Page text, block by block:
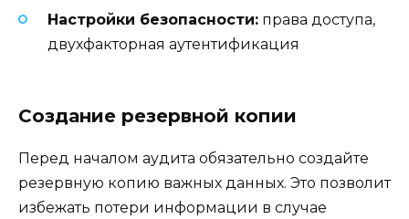
Настройки безопасности: права доступа,
двухфакторная аутентификация
Создание резервной копии
Перед началом аудита обязательно создайте
резервную копию важных данных. Это позволит
избежать потери информации в случае